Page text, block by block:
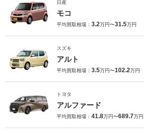
日産
モコ
平均買取相場： 3.2万円〜31.5万円
スズキ
アルト
平均買取相場： 3.5万円〜102.2万円
トヨタ
アルファード
平均買取相場： 41.8万円〜689.7万円